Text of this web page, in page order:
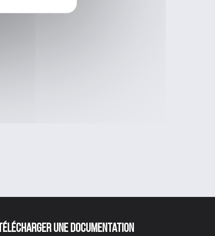
Télécharger une documentation